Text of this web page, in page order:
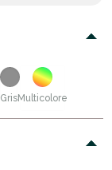
GrisMulticolore